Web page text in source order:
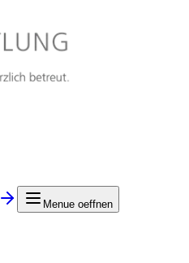
Menue oeffnen